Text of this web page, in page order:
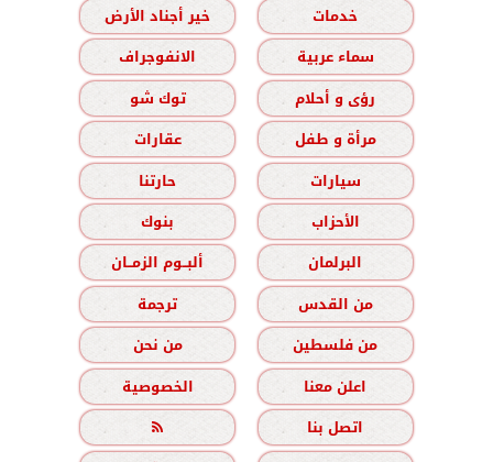
خدمات
خير أجناد الأرض
سماء عربية
الانفوجراف
رؤى و أحلام
توك شو
مرأة و طفل
عقارات
سيارات
حارتنا
الأحزاب
بنوك
البرلمان
ألبــوم الزمــان
من القدس
ترجمة
من فلسطين
من نحن
اعلن معنا
الخصوصية
اتصل بنا
